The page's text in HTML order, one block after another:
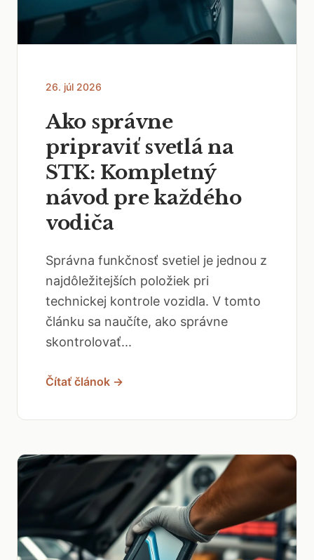
26. júl 2026
Ako správne
pripraviť svetlá na
STK: Kompletný
návod pre každého
vodiča
Správna funkčnosť svetiel je jednou z
najdôležitejších položiek pri
technickej kontrole vozidla. V tomto
článku sa naučíte, ako správne
skontrolovať...
Čítať článok →